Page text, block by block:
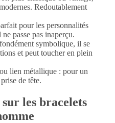
Redoutablement
pour les personnalités
passe pas inaperçu.
symbolique, il se
et peut toucher en plein
ou lien métallique : pour un
de tête.
les bracelets